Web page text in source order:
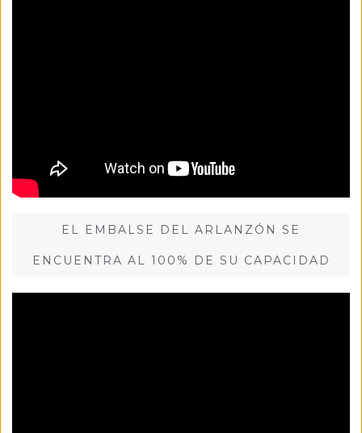
EL EMBALSE DEL ARLANZÓN SE
ENCUENTRA AL 100% DE SU CAPACIDAD